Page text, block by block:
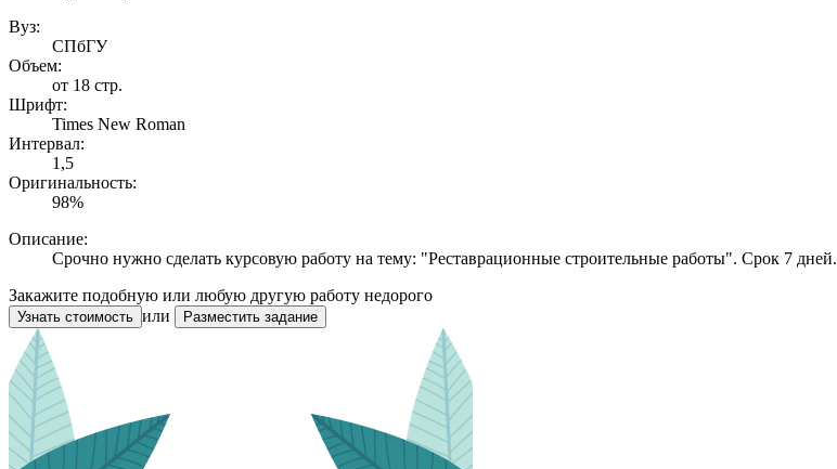
Вуз:
СПбГУ
Объем:
от 18 стр.
Шрифт:
Times New Roman
Интервал:
1,5
Оригинальность:
98%
Описание:
Срочно нужно сделать курсовую работу на тему: "Реставрационные строительные работы". Срок 7 дней.
Закажите подобную или любую другую работу недорого
Узнать стоимость или Разместить задание